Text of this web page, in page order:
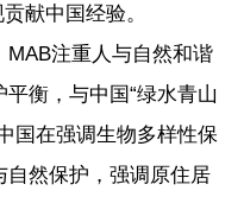
献中国经验。
注重人与自然和谐
衡，与中国“绿水青山
国在强调生物多样性保
然保护，强调原住居